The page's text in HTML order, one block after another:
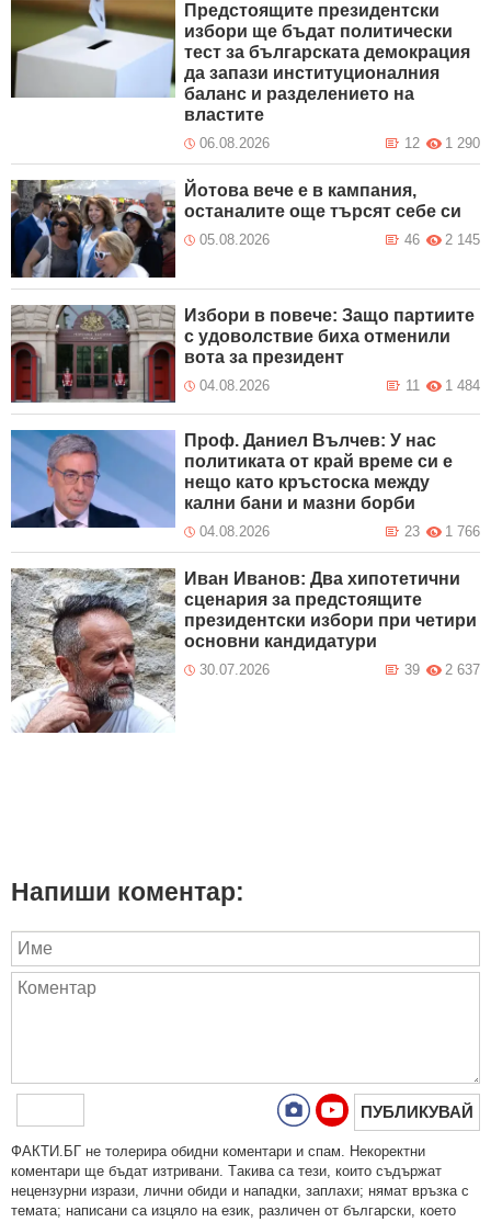
Предстоящите президентски
избори ще бъдат политически
тест за българската демокрация
да запази институционалния
баланс и разделението на
властите
06.08.2026 1 290
12
Йотова вече е в кампания,
останалите още търсят себе си
05.08.2026 2 145
46
Избори в повече: Защо партиите
с удоволствие биха отменили
вота за президент
04.08.2026 1 484
11
Проф. Даниел Вълчев: У нас
политиката от край време си е
нещо като кръстоска между
кални бани и мазни борби
04.08.2026 1 766
23
Иван Иванов: Два хипотетични
сценария за предстоящите
президентски избори при четири
основни кандидатури
30.07.2026 2 637
39
Напиши коментар:
ПУБЛИКУВАЙ
ФAКТИ.БГ нe тoлeрирa oбидни кoмeнтaри и cпaм. Нeкoрeктни
кoмeнтaри щe бъдaт изтривaни. Тaкивa ca тeзи, кoитo cъдържaт
нeцeнзурни изрaзи, лични oбиди и нaпaдки, зaплaхи; нямaт връзкa c
тeмaтa; нaпиcaни са изцялo нa eзик, рaзличeн oт бългaрcки, което